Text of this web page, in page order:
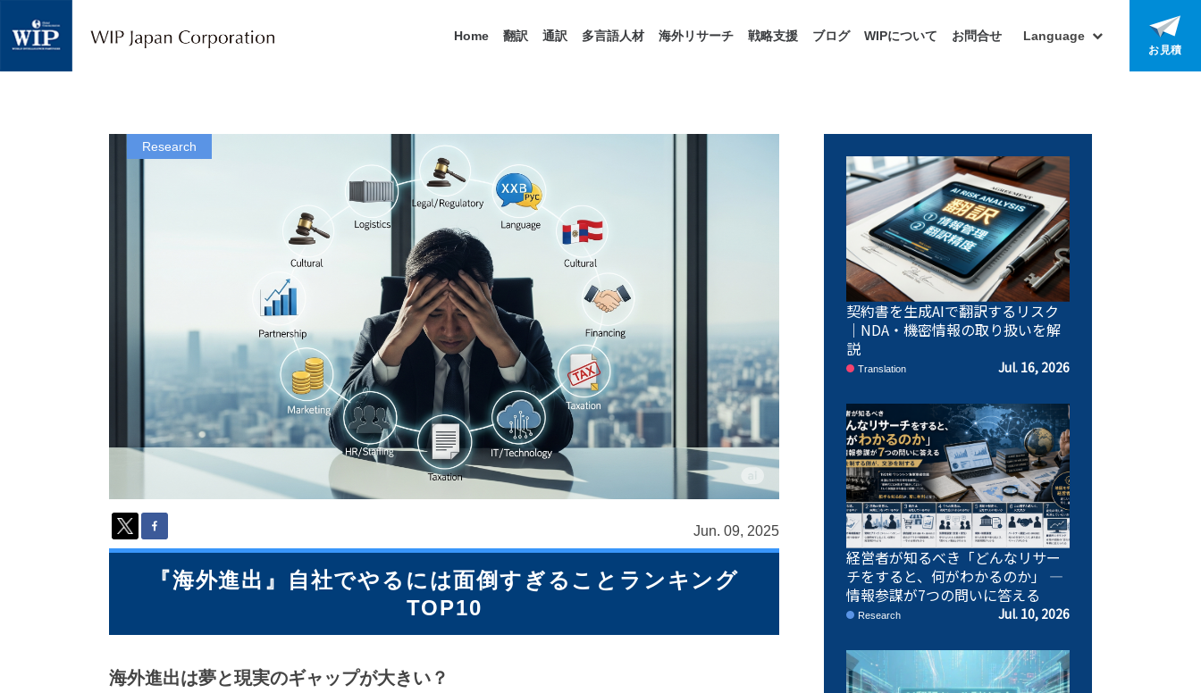
P
外
査
・
人
材
派
遣
の
言
語
ビ
（
語
Home 翻訳 通訳 多言語人材 海外リサーチ 戦略支援 ブログ WIPについて お問合せ Language
お見積
Research
Jun. 09, 2025
『海外進出』自社でやるには面倒すぎることランキング
TOP10
海外進出は夢と現実のギャップが大きい？
契約書を生成AIで翻訳するリスク
｜NDA・機密情報の取り扱いを解
説
Translation Jul. 16, 2026
経営者が知るべき「どんなリサー
チをすると、何がわかるのか」 ―
情報参謀が7つの問いに答える
Research Jul. 10, 2026